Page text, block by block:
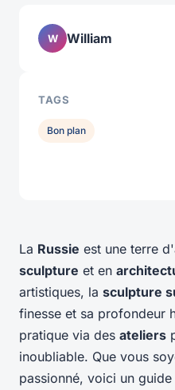
La Russie est une terre
sculpture et en
artistiques, la sculpture
finesse et sa profondeur
pratique via des ateliers
inoubliable. Que vous
passionné, voici un
W William
TAGS
Bon plan